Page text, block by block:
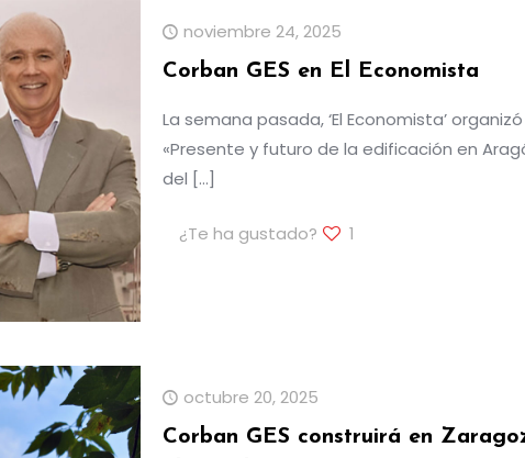
noviembre 24, 2025
Corban GES en El Economista
La semana pasada, ‘El Economista’
«Presente y futuro de la edificación en
del […]
¿Te ha gustado? 1
octubre 20, 2025
Corban GES construirá en